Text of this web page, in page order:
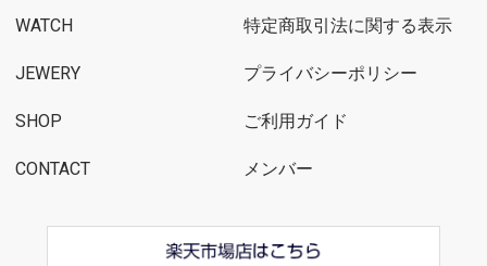
WATCH
JEWERY
SHOP
CONTACT
特定商取引法に関する表示
プライバシーポリシー
ご利用ガイド
メンバー